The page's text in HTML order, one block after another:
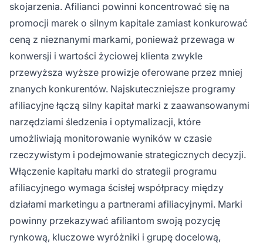
skojarzenia. Afilianci powinni koncentrować się na
promocji marek o silnym kapitale zamiast konkurować
ceną z nieznanymi markami, ponieważ przewaga w
konwersji i wartości życiowej klienta zwykle
przewyższa wyższe prowizje oferowane przez mniej
znanych konkurentów. Najskuteczniejsze programy
afiliacyjne łączą silny kapitał marki z zaawansowanymi
narzędziami śledzenia i optymalizacji, które
umożliwiają monitorowanie wyników w czasie
rzeczywistym i podejmowanie strategicznych decyzji.
Włączenie kapitału marki do strategii programu
afiliacyjnego wymaga ścisłej współpracy między
działami marketingu a partnerami afiliacyjnymi. Marki
powinny przekazywać afiliantom swoją pozycję
rynkową, kluczowe wyróżniki i grupę docelową,